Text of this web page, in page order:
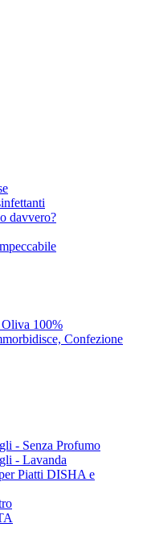
davvero?
100%
Confezione
- Senza Profumo
- Lavanda
Piatti DISHA e